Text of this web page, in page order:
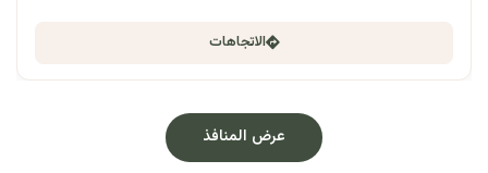
الاتجاهات
عرض المنافذ